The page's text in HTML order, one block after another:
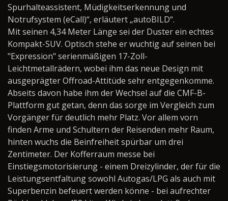
Spurhalteassistent, Müdigkeitserkennung und
Notrufsystem (eCall)“, erläutert „autoBILD“.
Mit seinen 4,34 Meter Länge sei der Duster ein echtes
Kompakt-SUV. Optisch stehe er wuchtig auf seinen bei
"Expression" serienmäßigen 17-Zoll-
Leichtmetallrädern, wobei ihm das neue Design mit
ausgeprägter Offroad-Attitüde sehr entgegenkomme.
Abseits davon habe ihm der Wechsel auf die CMF-B-
Plattform gut getan, denn das sorge im Vergleich zum
Vorgänger für deutlich mehr Platz. Vor allem vorn
finden Arme und Schultern der Reisenden mehr Raum,
hinten wuchs die Beinfreiheit spürbar um drei
Zentimeter. Der Kofferraum messe bei
Einstiegsmotorisierung - einem Dreizylinder, der für die
Leistungsentfaltung sowohl Autogas/LPG als auch mit
Superbenzin befeuert werden könne - bei aufrechter